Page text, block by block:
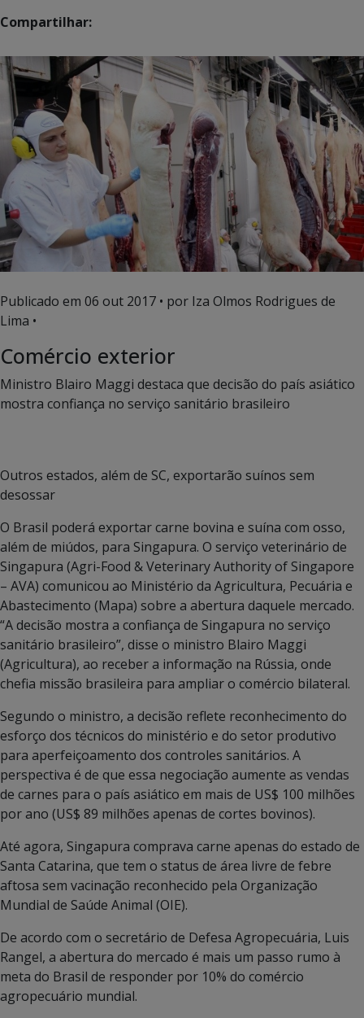
Compartilhar:
Publicado em 06 out 2017 • por Iza Olmos Rodrigues de
Lima •
Comércio exterior
Ministro Blairo Maggi destaca que decisão do país asiático
mostra confiança no serviço sanitário brasileiro
Outros estados, além de SC, exportarão suínos sem
desossar
O Brasil poderá exportar carne bovina e suína com osso,
além de miúdos, para Singapura. O serviço veterinário de
Singapura (Agri-Food & Veterinary Authority of Singapore
– AVA) comunicou ao Ministério da Agricultura, Pecuária e
Abastecimento (Mapa) sobre a abertura daquele mercado.
“A decisão mostra a confiança de Singapura no serviço
sanitário brasileiro”, disse o ministro Blairo Maggi
(Agricultura), ao receber a informação na Rússia, onde
chefia missão brasileira para ampliar o comércio bilateral.
Segundo o ministro, a decisão reflete reconhecimento do
esforço dos técnicos do ministério e do setor produtivo
para aperfeiçoamento dos controles sanitários. A
perspectiva é de que essa negociação aumente as vendas
de carnes para o país asiático em mais de US$ 100 milhões
por ano (US$ 89 milhões apenas de cortes bovinos).
Até agora, Singapura comprava carne apenas do estado de
Santa Catarina, que tem o status de área livre de febre
aftosa sem vacinação reconhecido pela Organização
Mundial de Saúde Animal (OIE).
De acordo com o secretário de Defesa Agropecuária, Luis
Rangel, a abertura do mercado é mais um passo rumo à
meta do Brasil de responder por 10% do comércio
agropecuário mundial.